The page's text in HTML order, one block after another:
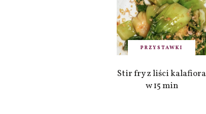
PRZYSTAWKI
Stir fry z liści kalafiora
w 15 min